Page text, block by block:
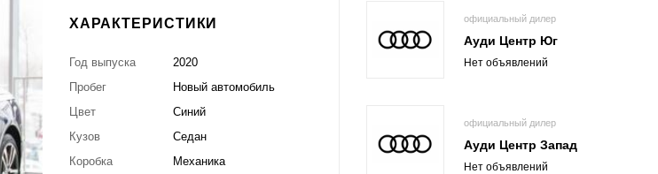
ХАРАКТЕРИСТИКИ
Год выпуска
2020
Пробег
Новый автомобиль
Цвет
Синий
Кузов
Седан
Коробка
Механика
официальный дилер
Ауди Центр Юг
Нет объявлений
официальный дилер
Ауди Центр Запад
Нет объявлений